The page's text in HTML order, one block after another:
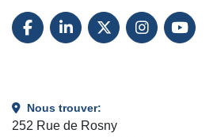
FACEBOOK
LINKEDINTWITTER
Nous trouver:
252 Rue de Rosny